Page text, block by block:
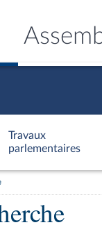
Travaux
parlementaires